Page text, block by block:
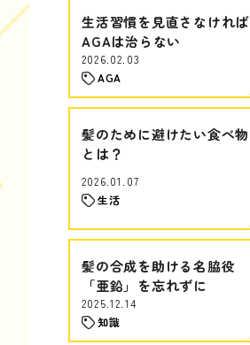
生活習慣を見直さなければ
AGAは治らない
2026.02.03
AGA
髪のために避けたい食べ物
とは？
2026.01.07
生活
髪の合成を助ける名脇役
「亜鉛」を忘れずに
2025.12.14
知識